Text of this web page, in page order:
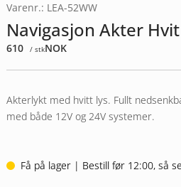
Varenr.: LEA-52WW
Navigasjon Akter
610 / stkNOK
Akterlykt med hvitt lys. Fullt
med både 12V og 24V systemer.
Få på lager | Bestill før 12:00, så